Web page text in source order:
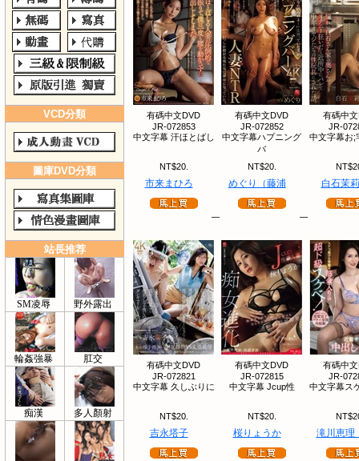
VCD分類
圖庫DVD分類
站長推荐
SM凌辱 野外露出
輪姦強暴 肛交
痴漢 多人顏射
有碼中文DVD
JR-072853
中文字幕 汗ほとばし
NT$20.
市来まひろ
有碼中文DVD
JR-072852
中文字幕ハプニング
バ
NT$20.
めぐり（藤浦
有碼中
JR-
中文字幕お;
白石茉
有碼中文DVD
JR-072821
中文字幕 久しぶりに
NT$20.
吉永塔子
有碼中文DVD
JR-072815
中文字幕 Jcup性
NT$20.
桜りょうか
有碼中
JR-
中文字幕ス
滝川恵理